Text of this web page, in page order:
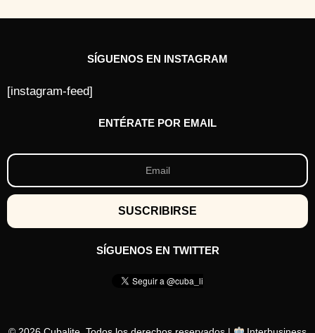
SÍGUENOS EN INSTAGRAM
[instagram-feed]
ENTÉRATE POR EMAIL
SÍGUENOS EN TWITTER